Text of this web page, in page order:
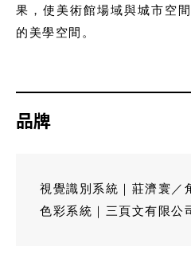
果，使美術館場域與城市空
的美學空間。
品牌
視覺識別系統｜莊濟寰／
色彩系統｜三頁文有限公